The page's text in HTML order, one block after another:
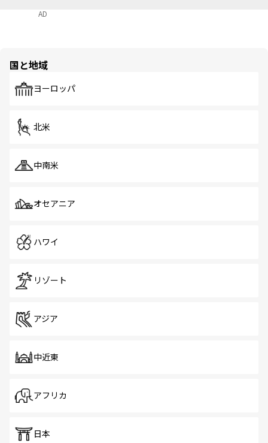
AD
国と地域
ヨーロッパ
北米
中南米
オセアニア
ハワイ
リゾート
アジア
中近東
アフリカ
日本